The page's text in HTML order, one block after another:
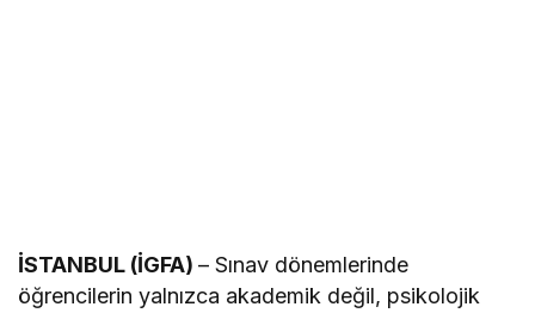
İSTANBUL (İGFA)– Sınav dönemlerinde
öğrencilerin yalnızca akademik değil, psikolojik